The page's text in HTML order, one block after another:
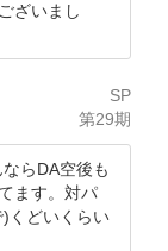
ざいまし
SP
第29期
らDA空後も
ます。対パ
くどいくらい